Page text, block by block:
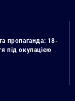
пропаганда: 18-
під окупацією